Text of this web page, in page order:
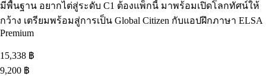
มีพื้นฐาน อยากไต่สู่ระดับ C1 ต้องแพ็กนี้ มาพร้อมเปิดโลกทัศน์ให้
กว้าง เตรียมพร้อมสู่การเป็น Global Citizen กับแอปฝึกภาษา ELSA
Premium
15,338 ฿
9,200 ฿